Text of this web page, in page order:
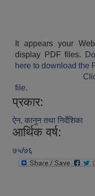
It appears your
display PDF files.
here to download the
file.
प्रकार:
ऐन, कानुन तथा निर्देशिका
आर्थिक वर्ष:
७५/७६